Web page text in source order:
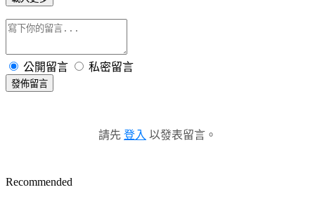
公開留言 私密留言
發佈留言
請先 登入 以發表留言。
Recommended